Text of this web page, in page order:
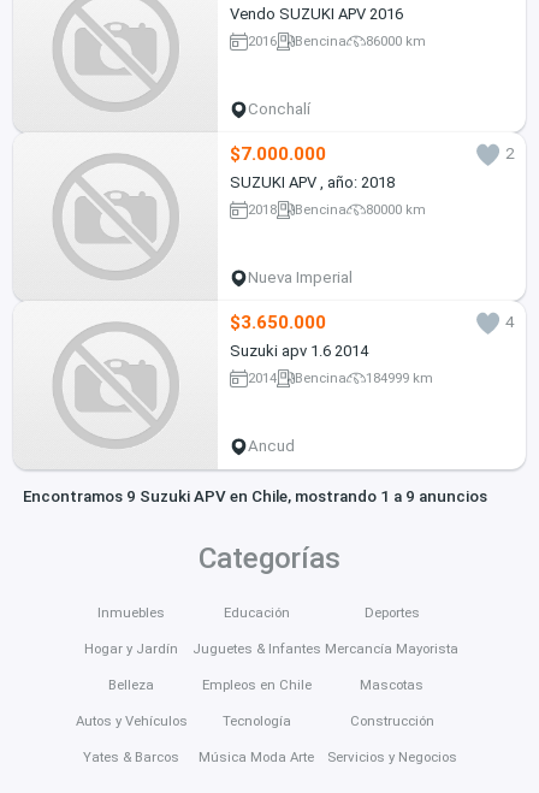
Vendo SUZUKI APV 2016
2016 Bencina 86000 km
Conchalí
$7.000.000
2
SUZUKI APV , año: 2018
2018 Bencina 80000 km
Nueva Imperial
$3.650.000
4
Suzuki apv 1.6 2014
2014 Bencina 184999 km
Ancud
Encontramos 9 Suzuki APV en Chile, mostrando 1 a 9 anuncios
Categorías
Inmuebles
Hogar y Jardín
Belleza
Autos y Vehículos
Yates & Barcos
Educación
Juguetes & Infantes
Empleos en Chile
Tecnología
Música Moda Arte
Deportes
Mercancía Mayorista
Mascotas
Construcción
Servicios y Negocios